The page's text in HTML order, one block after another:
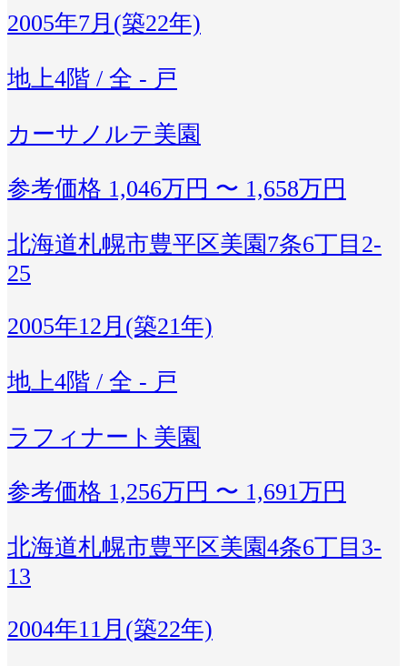
2005年7月(築22年)
地上4階 / 全 - 戸
カーサノルテ美園
参考価格 1,046万円 〜 1,658万円
北海道札幌市豊平区美園7条6丁目2-
25
2005年12月(築21年)
地上4階 / 全 - 戸
ラフィナート美園
参考価格 1,256万円 〜 1,691万円
北海道札幌市豊平区美園4条6丁目3-
13
2004年11月(築22年)